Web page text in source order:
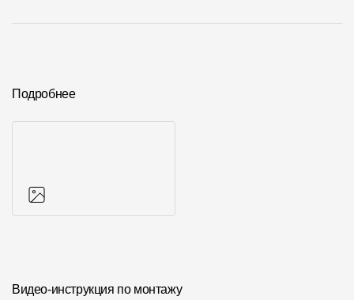
Вакансии
Где купить?
Подробнее
Видео-инструкция по монтажу